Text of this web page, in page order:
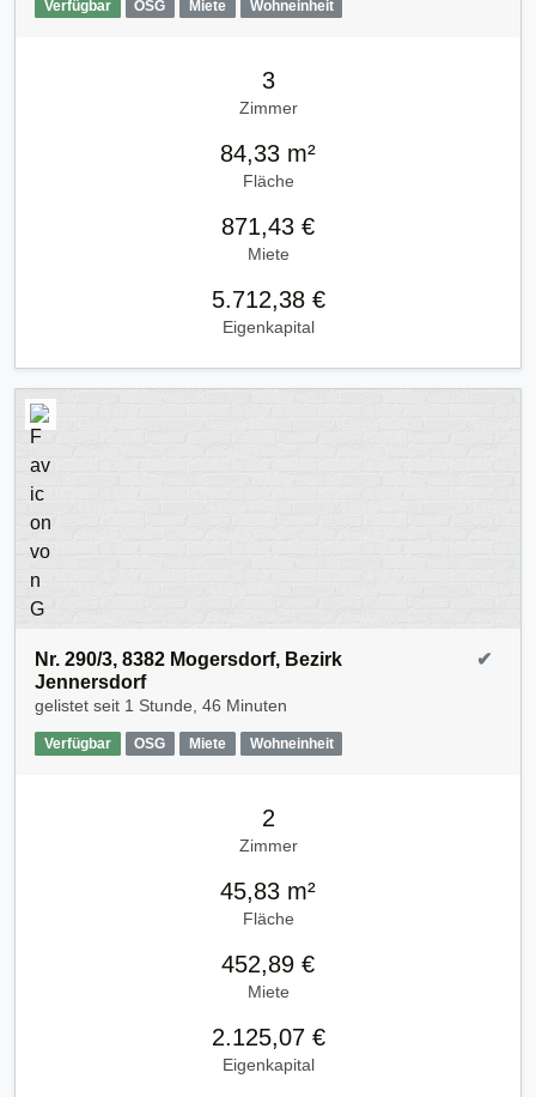
Verfügbar OSG Miete Wohneinheit
3
Zimmer
84,33 m²
Fläche
871,43 €
Miete
5.712,38 €
Eigenkapital
Nr. 290/3, 8382 Mogersdorf, Bezirk
Jennersdorf
gelistet seit 1 Stunde, 46 Minuten
Verfügbar OSG Miete Wohneinheit
✔
2
Zimmer
45,83 m²
Fläche
452,89 €
Miete
2.125,07 €
Eigenkapital